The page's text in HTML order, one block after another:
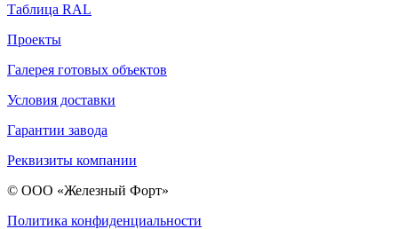
Таблица RAL
Проекты
Галерея готовых объектов
Условия доставки
Гарантии завода
Реквизиты компании
© ООО «Железный Форт»
Политика конфиденциальности